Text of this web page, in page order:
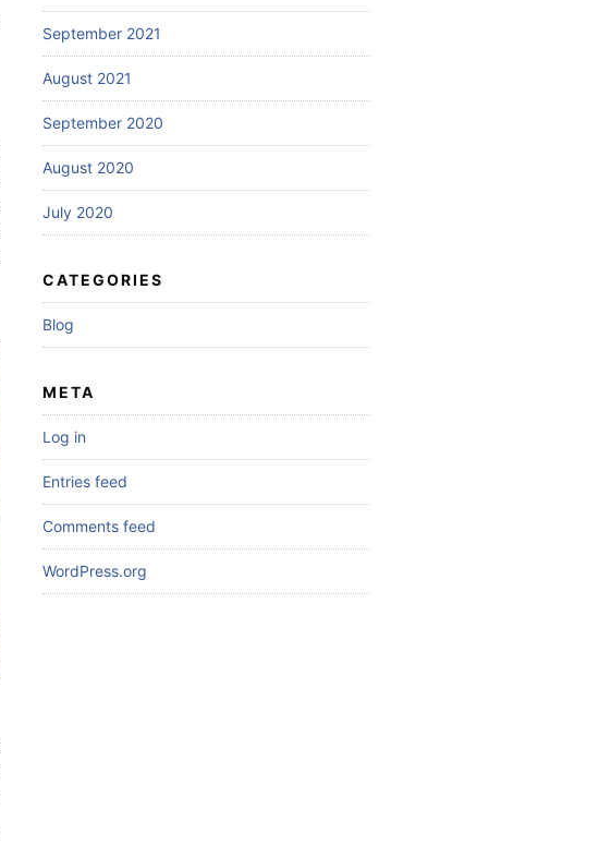
September 2021
August 2021
September 2020
August 2020
July 2020
CATEGORIES
Blog
META
Log in
Entries feed
Comments feed
WordPress.org